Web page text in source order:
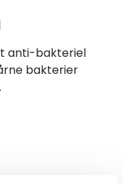
anti-bakteriel
bakterier